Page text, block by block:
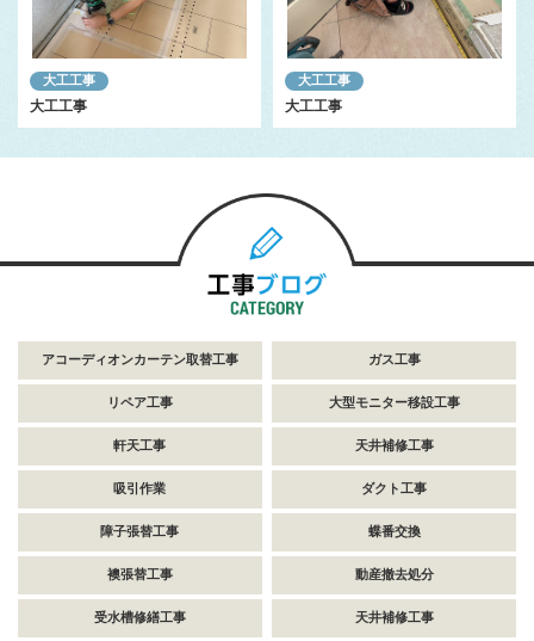
大工工事
大工工事
大工工事
大工工事
アコーディオンカーテン取替工事 ガス工事
リペア工事 大型モニター移設工事
軒天工事 天井補修工事
吸引作業 ダクト工事
障子張替工事 蝶番交換
襖張替工事 動産撤去処分
受水槽修繕工事 天井補修工事